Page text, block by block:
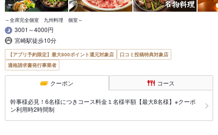
～全席完全個室 九州料理 個室～
3001～4000円
宮崎駅徒歩10分
【アプリ予約限定】最大800ポイント還元対象店
口コミ投稿特典対象店
適格請求書発行事業者
クーポン コース
幹事様必見！6名様につきコース料金１名様半額【最大8名様】※クーポ
ン利用時2時間制